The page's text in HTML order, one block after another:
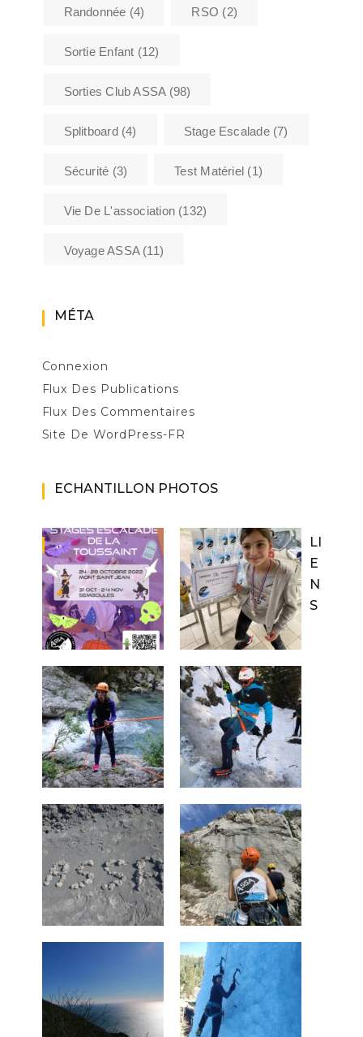
Randonnée (4) RSO (2)
Sortie Enfant (12)
Sorties Club ASSA(98)
Splitboard(4) Stage Escalade(7)
Sécurité (3) Test Matériel (1)
Vie De L'association (132)
Voyage ASSA(11)
MÉTA
Connexion
Flux Des Publications
Flux Des Commentaires
Site De WordPress-FR
ECHANTILLON PHOTOS
LI
E
N
S